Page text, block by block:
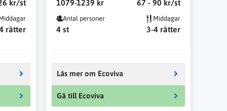
kr/st
rätter
1079-1239 kr 67 - 90 kr/st
Antal personer
4 st
Middagar
3-4 rätter
Läs mer om Ecoviva
Gå till Ecoviva